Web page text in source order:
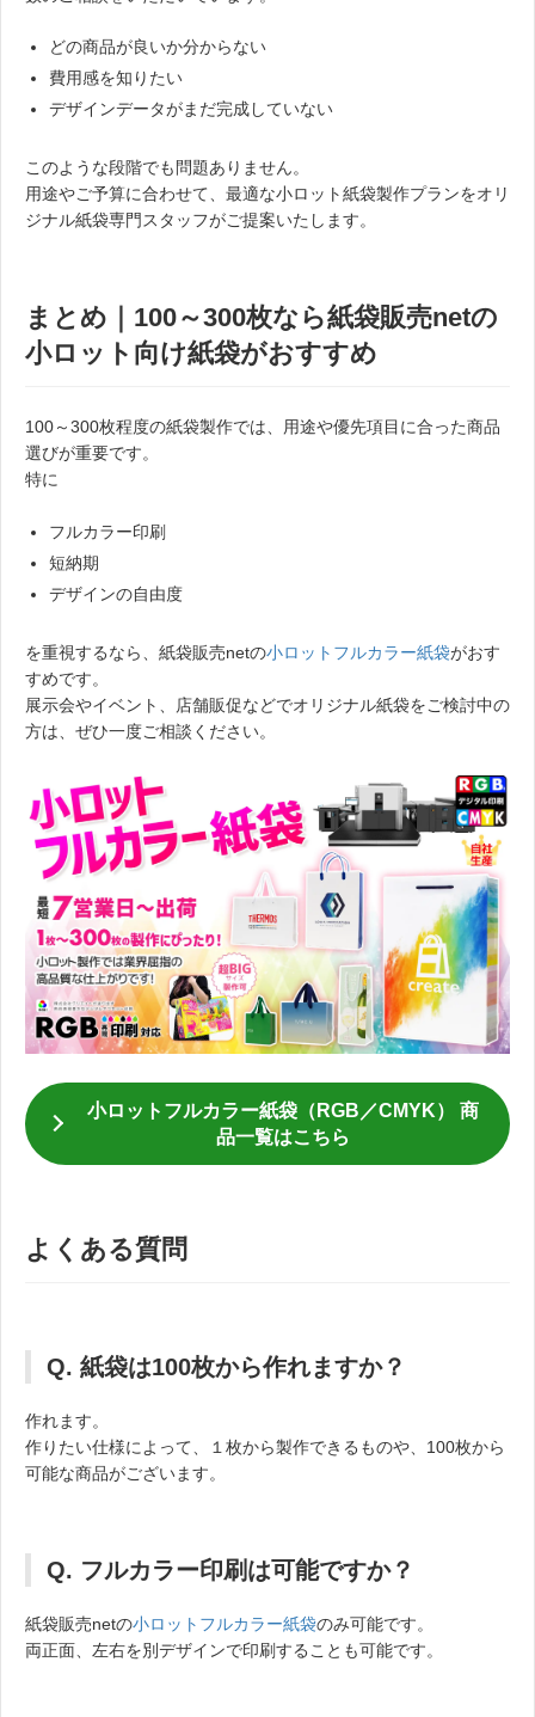
どの商品が良いか分からない
費用感を知りたい
デザインデータがまだ完成していない
このような段階でも問題ありません。
用途やご予算に合わせて、最適な小ロット紙袋製作プランをオリ
ジナル紙袋専門スタッフがご提案いたします。
まとめ｜100～300枚なら紙袋販売netの
小ロット向け紙袋がおすすめ
100～300枚程度の紙袋製作では、用途や優先項目に合った商品
選びが重要です。
特に
フルカラー印刷
短納期
デザインの自由度
を重視するなら、紙袋販売netの小ロットフルカラー紙袋がおす
すめです。
展示会やイベント、店舗販促などでオリジナル紙袋をご検討中の
方は、ぜひ一度ご相談ください。
小ロットフルカラー紙袋（RGB／CMYK） 商
品一覧はこちら
よくある質問
Q. 紙袋は100枚から作れますか？
作れます。
作りたい仕様によって、１枚から製作できるものや、100枚から
可能な商品がございます。
Q. フルカラー印刷は可能ですか？
紙袋販売netの小ロットフルカラー紙袋のみ可能です。
両正面、左右を別デザインで印刷することも可能です。